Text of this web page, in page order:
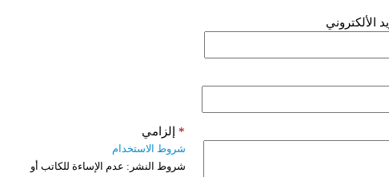
الألكتروني
إلزامي *
شروط الاستخدام
شروط النشر: عدم الإساءة للكاتب أو